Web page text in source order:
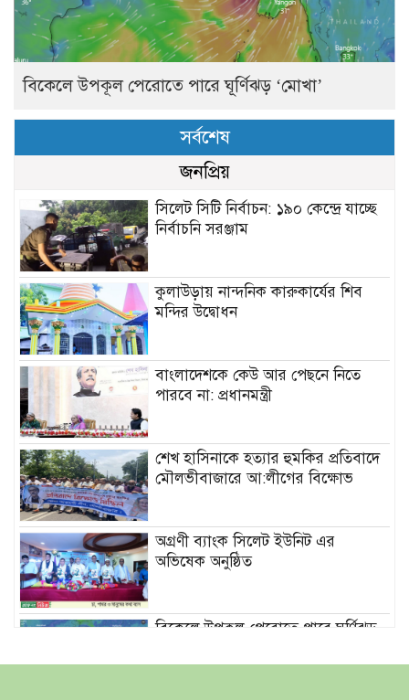
বিকেলে উপকূল পেরোতে পারে ঘূর্ণিঝড় ‘মোখা’
সর্বশেষ
জনপ্রিয়
সিলেট সিটি নির্বাচন: ১৯০ কেন্দ্রে যাচ্ছে
নির্বাচনি সরঞ্জাম
কুলাউড়ায় নান্দনিক কারুকার্যের শিব
মন্দির উদ্বোধন
বাংলাদেশকে কেউ আর পেছনে নিতে
পারবে না: প্রধানমন্ত্রী
শেখ হাসিনাকে হত্যার হুমকির প্রতিবাদে
মৌলভীবাজারে আ:লীগের বিক্ষোভ
অগ্রণী ব্যাংক সিলেট ইউনিট এর
অভিষেক অনুষ্ঠিত
বিকেলে উপকূল পেরোতে পারে ঘূর্ণিঝড়